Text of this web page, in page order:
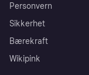
Personvern
Sikkerhet
Bærekraft
Wikipink